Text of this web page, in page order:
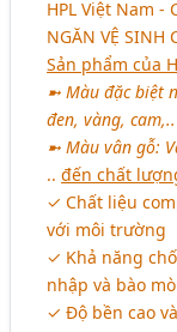
HPL Việt Nam
NGĂN VỆ SINH
Sản phẩm của
➼ Màu đặc biệt
đen, vàng, cam,..
➼ Màu vân gỗ:
..đến chất
✓ Chất liệu
với môi trường
✓ Khả năng
nhập và bào
✓ Độ bền cao